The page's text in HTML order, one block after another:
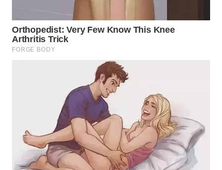
WN
SULUT
WN
DAIRI